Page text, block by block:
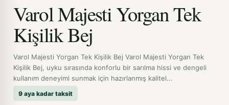
Varol Majesti Yorgan Tek
Kişilik Bej
Varol Majesti Yorgan Tek Kişilik Bej Varol Majesti Yorgan Tek
Kişilik Bej, uyku sırasında konforlu bir sarılma hissi ve dengeli
kullanım deneyimi sunmak için hazırlanmış kalitel...
9 aya kadar taksit